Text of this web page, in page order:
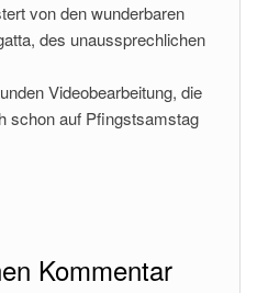
von den wunderbaren
des unaussprechlichen
Videobearbeitung, die
schon auf Pfingstsamstag
Kommentar